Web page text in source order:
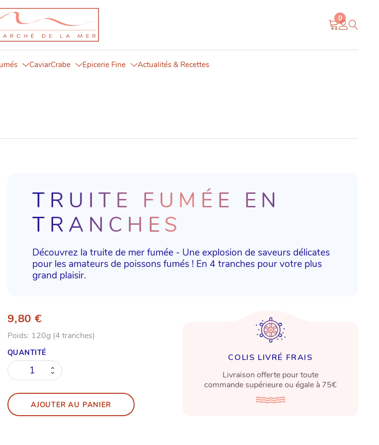
0
CaviarCrabe Epicerie Fine Actualités & Recettes
TRUITE FUMÉE EN
TRANCHES
Découvrez la truite de mer fumée - Une explosion de saveurs délicates
pour les amateurs de poissons fumés ! En 4 tranches pour votre plus
grand plaisir.
9,80 €
Poids: 120g (4 tranches)
quantité
de
Truite
en
tranches
AJOUTER AU PANIER
COLIS LIVRÉ FRAIS
Livraison offerte pour toute
commande supérieure ou égale à 75€